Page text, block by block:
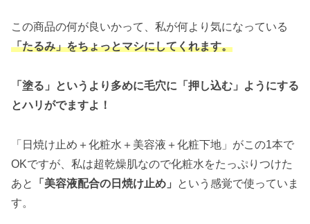
この商品の何が良いかって、私が何より気になっている
「たるみ」をちょっとマシにしてくれます。
「塗る」というより多めに毛穴に「押し込む」ようにする
とハリがでますよ！
「日焼け止め＋化粧水＋美容液＋化粧下地」がこの1本で
OKですが、私は超乾燥肌なので化粧水をたっぷりつけた
あと
「美容液配合の日焼け止め」
という感覚で使っていま
す。